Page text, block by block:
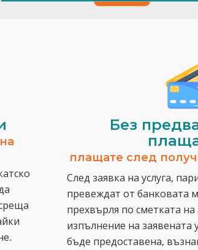
Без
плащате след
След заявка на услуга,
превеждат от банковата
прехвърля по сметката на
изпълнение на заявената
бъде предоставена,